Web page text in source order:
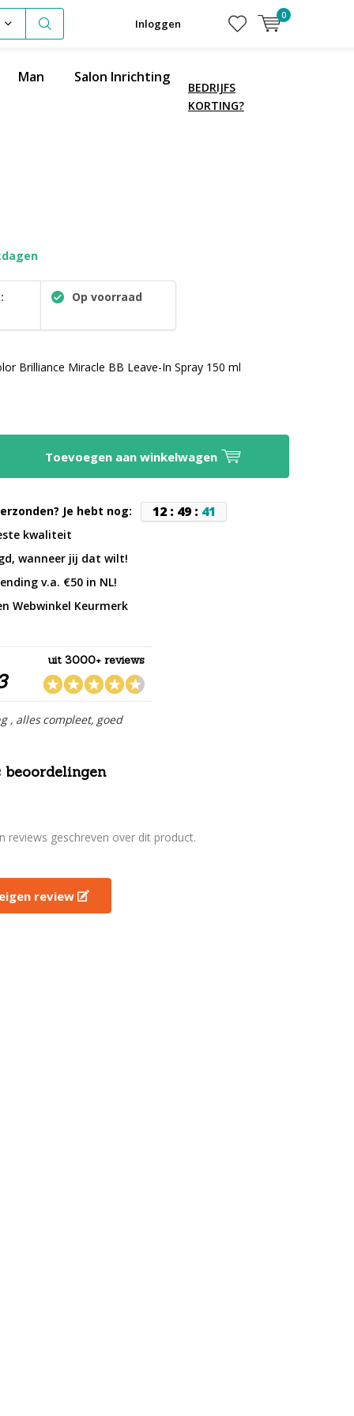
Inloggen
0
Man Salon Inrichting
BEDRIJFS
KORTING?
Op voorraad
Brilliance Miracle BB Leave-In Spray 150 ml
Toevoegen aan winkelwagen
Je hebt nog: 12: 49: 40
kwaliteit
wanneer jij dat wilt!
v.a. €50 in NL!
Webwinkel Keurmerk
uit 3000+ reviews
, alles compleet, goed
beoordelingen
reviews geschreven over dit product.
review